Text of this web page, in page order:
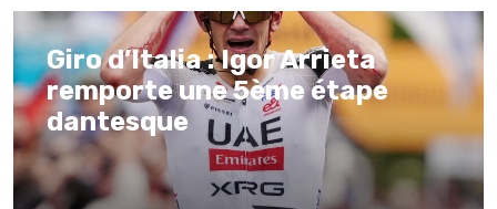
Giro d’Italia : Igor Arrieta
remporte une 5ème étape
dantesque